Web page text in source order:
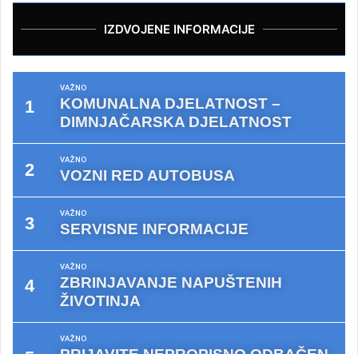
IZDVOJENE INFORMACIJE
VAŽNO
KOMUNALNA DJELATNOST –
DIMNJAČARSKA DJELATNOST
VAŽNO
VOZNI RED AUTOBUSA
VAŽNO
SERVISNE INFORMACIJE
VAŽNO
ZBRINJAVANJE NAPUŠTENIH
ŽIVOTINJA
VAŽNO